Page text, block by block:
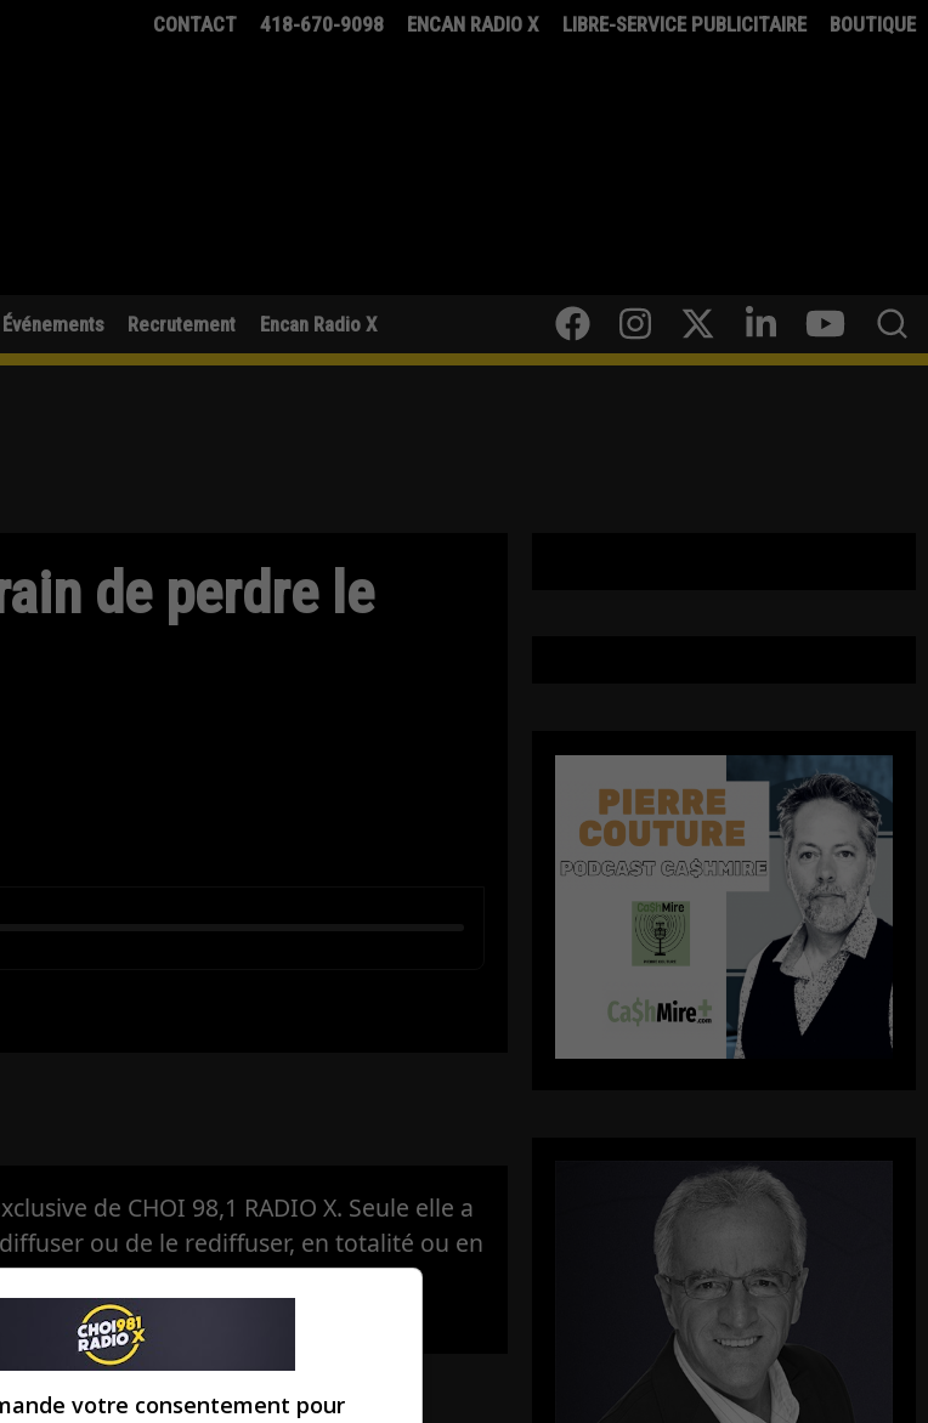
CONTACT 418-670-9098 ENCAN RADIO X LIBRE-SERVICE PUBLICITAIRE BOUTIQUE
Événements Recrutement Encan Radio X
de perdre le
de CHOI 98,1 RADIO X. Seule elle a
ou de le rediffuser, en totalité ou en
le droit d'en autoriser
votre consentement pour